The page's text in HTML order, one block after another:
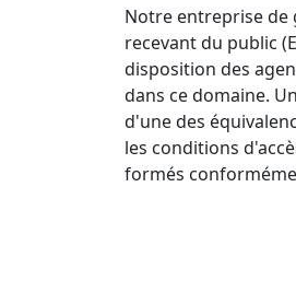
Notre entreprise de
recevant du public
disposition des
dans ce domaine.
d'une des
les conditions
formés